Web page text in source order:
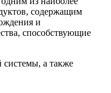
содержащим
и
способствующие
а также